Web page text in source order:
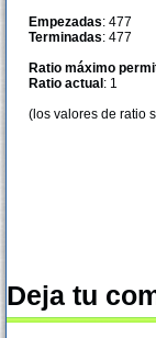
Empezadas: 477
Terminadas: 477
Ratio máximo
Ratio actual : 1
(los valores de ratio
Deja tu